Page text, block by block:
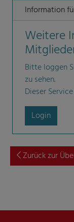
Information
Weitere
Bitte loggen
zu sehen.
Dieser
Login
Zurück zur